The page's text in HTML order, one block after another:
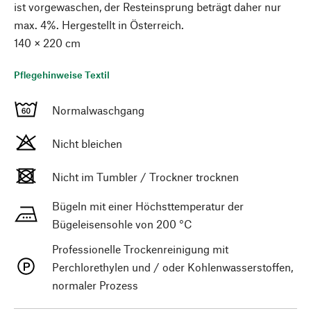
ist vorgewaschen, der Resteinsprung beträgt daher nur
max. 4%. Hergestellt in Österreich.
140 × 220 cm
Pflegehinweise Textil
Normalwaschgang
Nicht bleichen
Nicht im Tumbler / Trockner trocknen
Bügeln mit einer Höchsttemperatur der
Bügeleisensohle von 200 °C
Professionelle Trockenreinigung mit
Perchlorethylen und / oder Kohlenwasserstoffen,
normaler Prozess